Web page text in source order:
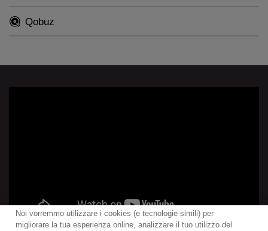
Qobuz
Noi vorremmo utilizzare i cookies (e tecnologie simili) per
migliorare la tua esperienza online, analizzare il tuo utilizzo del